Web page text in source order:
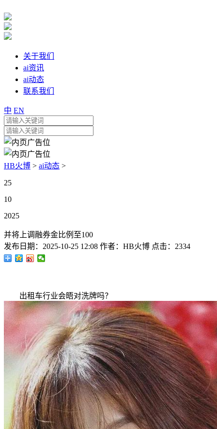
关于我们
ai资讯
ai动态
联系我们
中 EN
HB火博 > ai动态 >
25
10
2025
并将上调融券金比例至100
发布日期： 2025-10-25 12:08 作者： HB火博 点击： 2334
出租车行业会晤对洗牌吗？